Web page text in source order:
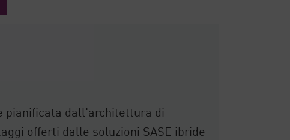
pianificata dall'architettura di
offerti dalle soluzioni SASE ibride